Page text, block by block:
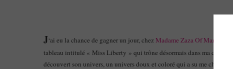
J‘ai eu la chance de gagner un jour, chez Madame Zaza Of Mars
tableau intitulé « Miss Liberty » qui trône désormais dans ma cuisine
découvert son univers, un univers doux et coloré qui a su me charmer